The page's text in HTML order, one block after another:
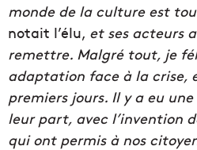
monde de la culture est
notait l’élu, et ses acteurs
remettre. Malgré tout, je
adaptation face à la crise,
premiers jours. Il y a eu
leur part, avec l’invention
qui ont permis à nos